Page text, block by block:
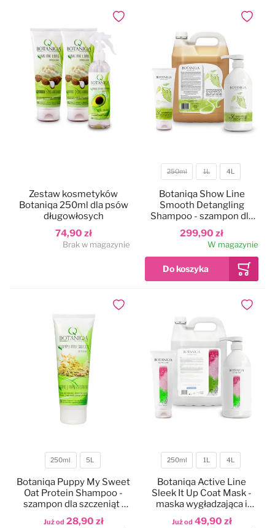
74,90 zł
Zestaw kosmetyków
Botaniqa 250ml dla psów
długowłosych
Brak w magazynie
Dodaj do ulubionych
Pojemność
250ml 1L 4L
299,90 zł
Botaniqa Show Line
Smooth Detangling
Shampoo - szampon dla
ras długowłosych
W magazynie
Dodaj
Pojemność
250ml 5L
Już od 28,90 zł
Botaniqa Puppy My Sweet
Oat Protein Shampoo -
szampon dla szczeniąt i
psów wrażliwych
Dodaj do ulubionych
Pojemność
250ml 1L 4L
Już od 49,90 zł
Botaniqa Active Line
Sleek It Up Coat Mask -
maska wygładzająca i
obciążająca, dla psów z
Dodaj